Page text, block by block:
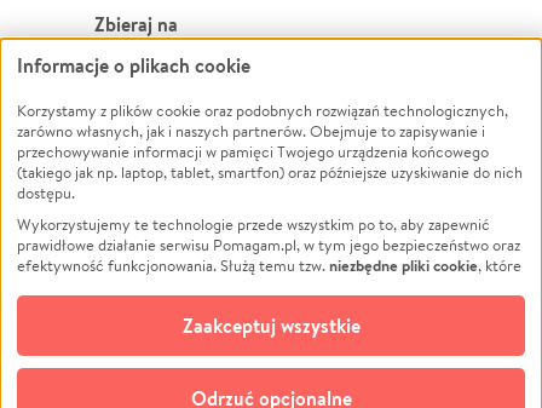
Zbieraj na
Leczenie
Zwierzęta
Pożar
Ukraina
Pomoc Finansowa
Projekty
Pogrzeb
Społeczność lokalna
Kultura
Powódź
Wichura
NGO
Edukacja
Podróż
Impreza
Ochrona środowiska
Biznes
Informacje o plikach cookie
Korzystamy z plików cookie oraz podobnych rozwiązań technologicznych,
zarówno własnych, jak i naszych partnerów. Obejmuje to zapisywanie i
przechowywanie informacji w pamięci Twojego urządzenia końcowego
(takiego jak np. laptop, tablet, smartfon) oraz późniejsze uzyskiwanie do nich
dostępu.
Wykorzystujemy te technologie przede wszystkim po to, aby zapewnić
prawidłowe działanie serwisu Pomagam.pl, w tym jego bezpieczeństwo oraz
efektywność funkcjonowania. Służą temu tzw.niezbędne pliki cookie, które
opcjonalnych plików cookie
technologii do celów analitycznych i retargetingowych. Możesz wyrazić
zgodę na ich stosowanie lub jej odmówić. W dowolnym momencie masz
możliwość zmiany swoich preferencji na stronie „Zarządzaj zgodami cookie”,
do której link znajdziesz w stopce serwisu Pomagam.pl. Opcjonalne pliki
Odrzuć opcjonalne
Zaakceptuj wszystkie